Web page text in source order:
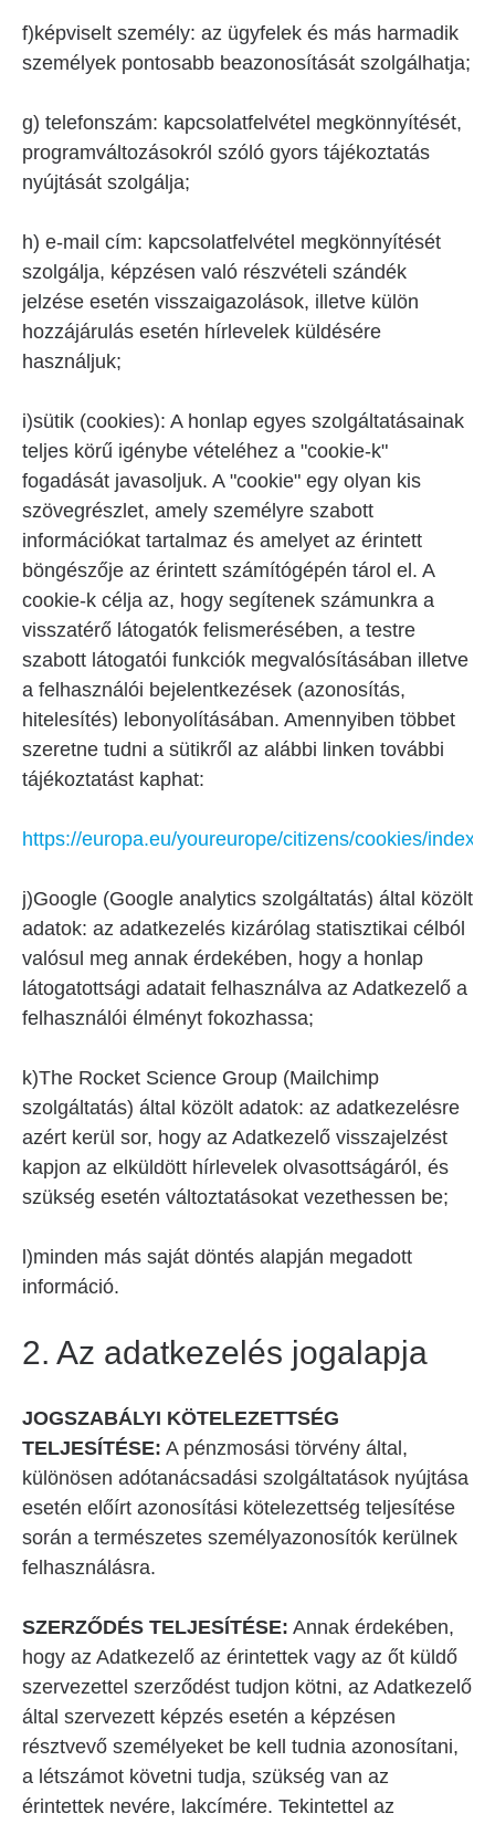
f)képviselt személy: az ügyfelek és más harmadik
személyek pontosabb beazonosítását szolgálhatja;
g) telefonszám: kapcsolatfelvétel megkönnyítését,
programváltozásokról szóló gyors tájékoztatás
nyújtását szolgálja;
h) e-mail cím: kapcsolatfelvétel megkönnyítését
szolgálja, képzésen való részvételi szándék
jelzése esetén visszaigazolások, illetve külön
hozzájárulás esetén hírlevelek küldésére
használjuk;
i)sütik (cookies): A honlap egyes szolgáltatásainak
teljes körű igénybe vételéhez a "cookie-k"
fogadását javasoljuk. A "cookie" egy olyan kis
szövegrészlet, amely személyre szabott
információkat tartalmaz és amelyet az érintett
böngészője az érintett számítógépén tárol el. A
cookie-k célja az, hogy segítenek számunkra a
visszatérő látogatók felismerésében, a testre
szabott látogatói funkciók megvalósításában illetve
a felhasználói bejelentkezések (azonosítás,
hitelesítés) lebonyolításában. Amennyiben többet
szeretne tudni a sütikről az alábbi linken további
tájékoztatást kaphat:
https://europa.eu/youreurope/citizens/cookies/
j)Google (Google analytics szolgáltatás) által közölt
adatok: az adatkezelés kizárólag statisztikai célból
valósul meg annak érdekében, hogy a honlap
látogatottsági adatait felhasználva az Adatkezelő a
felhasználói élményt fokozhassa;
k)The Rocket Science Group (Mailchimp
szolgáltatás) által közölt adatok: az adatkezelésre
azért kerül sor, hogy az Adatkezelő visszajelzést
kapjon az elküldött hírlevelek olvasottságáról, és
szükség esetén változtatásokat vezethessen be;
l)minden más saját döntés alapján megadott
információ.
2. Az adatkezelés jogalapja
JOGSZABÁLYI KÖTELEZETTSÉG
TELJESÍTÉSE: A pénzmosási törvény által,
különösen adótanácsadási szolgáltatások nyújtása
esetén előírt azonosítási kötelezettség teljesítése
során a természetes személyazonosítók kerülnek
felhasználásra.
SZERZŐDÉS TELJESÍTÉSE: Annak érdekében,
hogy az Adatkezelő az érintettek vagy az őt küldő
szervezettel szerződést tudjon kötni, az Adatkezelő
által szervezett képzés esetén a képzésen
résztvevő személyeket be kell tudnia azonosítani,
a létszámot követni tudja, szükség van az
érintettek nevére, lakcímére. Tekintettel az